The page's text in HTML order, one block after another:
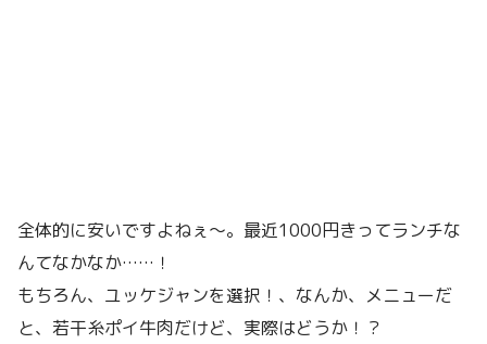
全体的に安いですよねぇ〜。最近1000円きってランチな
んてなかなか……！
もちろん、ユッケジャンを選択！、なんか、メニューだ
と、若干糸ポイ牛肉だけど、実際はどうか！？